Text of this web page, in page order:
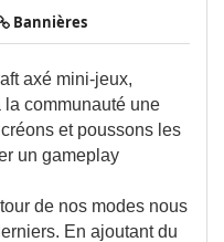
Bannières
axé mini-jeux,
la communauté une
et poussons les
un gameplay
de nos modes nous
En ajoutant du